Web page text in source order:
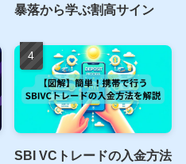
S&P500 PER・EPSの調べ
方完全ガイド｜ITバブル・